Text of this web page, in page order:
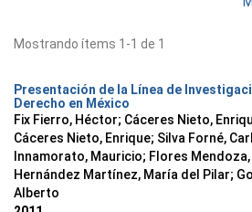
Mostrando ítems 1-1 de 1
Presentación de la Línea de
Derecho en México
Fix Fierro, Héctor; Cáceres Nieto,
Cáceres Nieto, Enrique; Silva Forné,
Innamorato, Mauricio; Flores
Hernández Martínez, María del Pilar;
Alberto